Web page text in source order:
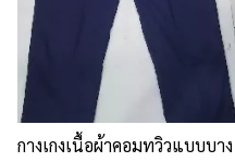
กางเกงเนื้อผ้าคอมทวิวแบบบาง